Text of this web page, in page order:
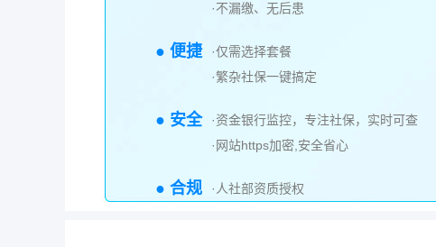
·不漏缴、无后患
● 便捷
·仅需选择套餐
·繁杂社保一键搞定
● 安全
·资金银行监控，专注社保，实时可查
·网站https加密,安全省心
● 合规 ·人社部资质授权